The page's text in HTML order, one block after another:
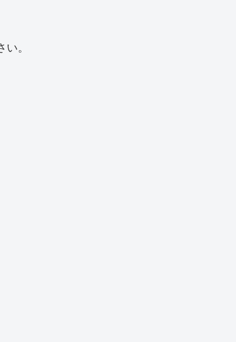
い。